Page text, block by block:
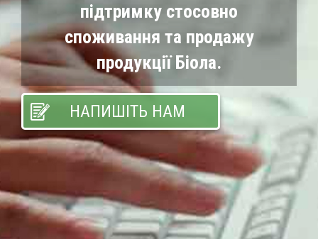
підтримку стосовно
споживання та продажу
продукції Біола.
НАПИШІТЬ НАМ